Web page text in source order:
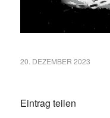
20. DEZEMBER 2023
Eintrag teilen